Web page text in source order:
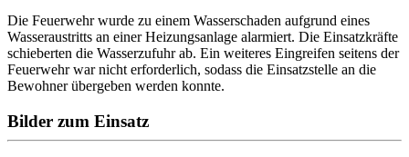
Die Feuerwehr wurde zu einem Wasserschaden aufgrund eines
Wasseraustritts an einer Heizungsanlage alarmiert. Die Einsatzkräfte
schieberten die Wasserzufuhr ab. Ein weiteres Eingreifen seitens der
Feuerwehr war nicht erforderlich, sodass die Einsatzstelle an die
Bewohner übergeben werden konnte.
Bilder zum Einsatz